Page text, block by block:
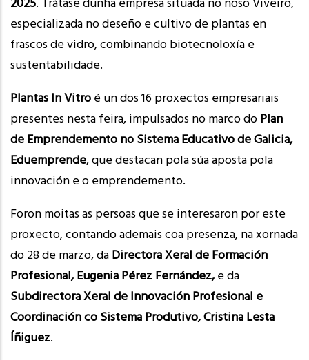
especializada no deseño e cultivo de plantas en
frascos de vidro, combinando biotecnoloxía e
sustentabilidade.
Plantas In Vitroé un dos 16 proxectos empresariais
presentes nesta feira, impulsados no marco doPlan
de Emprendemento no Sistema Educativo de Galicia,
Eduemprende, que destacan pola súa aposta pola
innovación e o emprendemento.
Foron moitas as persoas que se interesaron por este
proxecto, contando ademais coa presenza, na xornada
do 28 de marzo, daDirectora Xeral de Formación
Profesional, Eugenia Pérez Fernández,e da
Subdirectora Xeral de Innovación Profesional e
Coordinación co Sistema Produtivo, Cristina Lesta
Íñiguez.